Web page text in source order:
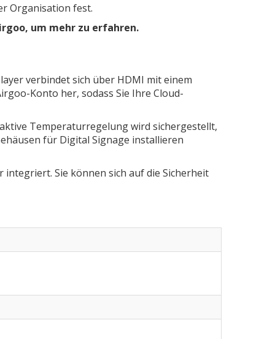
Organisation fest.
um mehr zu erfahren.
verbindet sich über HDMI mit einem
Konto her, sodass Sie Ihre Cloud-
Temperaturregelung wird sichergestellt,
für Digital Signage installieren
Sie können sich auf die Sicherheit